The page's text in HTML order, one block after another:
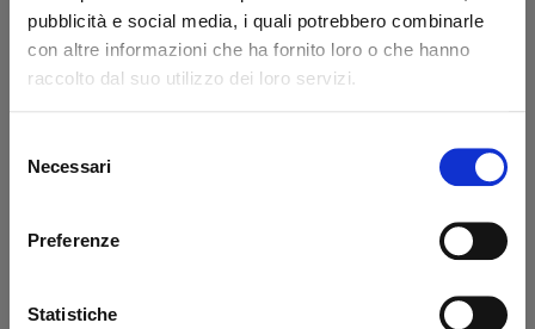
pubblicità e social media, i quali potrebbero combinarle
con altre informazioni che ha fornito loro o che hanno
raccolto dal suo utilizzo dei loro servizi.
delNecessari
Preferenze
Statistiche
Codice: 14217L
€ 371,85
Acquista
Codice: 14218L
€ 776,85